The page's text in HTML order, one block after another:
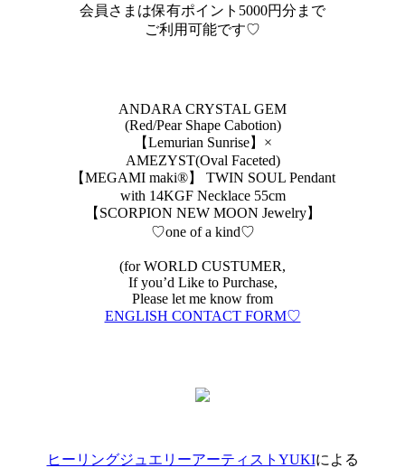
会員さまは保有ポイント5000円分まで
ご利用可能です♡
ANDARA CRYSTAL GEM
(Red/Pear Shape Cabotion)
【Lemurian Sunrise】×
AMEZYST(Oval Faceted)
【MEGAMI maki®︎】 TWIN SOUL Pendant
with 14KGF Necklace 55cm
【SCORPION NEW MOON Jewelry】
♡one of a kind♡
(for WORLD CUSTUMER,
If you’d Like to Purchase,
Please let me know from
ENGLISH CONTACT FORM♡
ヒーリングジュエリーアーティストYUKIによる